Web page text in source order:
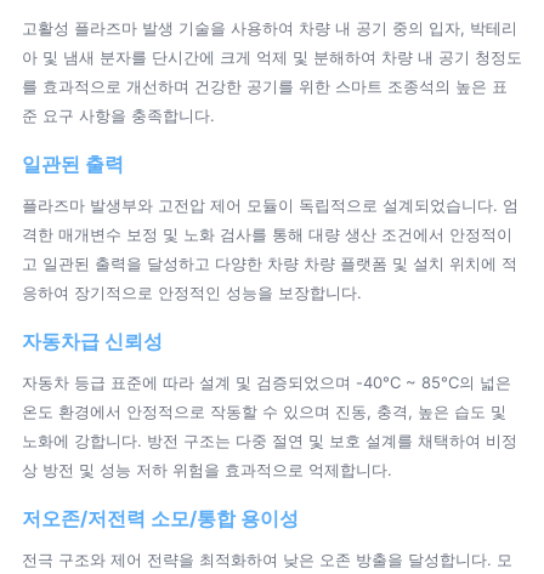
고활성 플라즈마 발생 기술을 사용하여 차량 내 공기 중의 입자, 박테리
아 및 냄새 분자를 단시간에 크게 억제 및 분해하여 차량 내 공기 청정도
를 효과적으로 개선하며 건강한 공기를 위한 스마트 조종석의 높은 표
준 요구 사항을 충족합니다.
일관된 출력
플라즈마 발생부와 고전압 제어 모듈이 독립적으로 설계되었습니다. 엄
격한 매개변수 보정 및 노화 검사를 통해 대량 생산 조건에서 안정적이
고 일관된 출력을 달성하고 다양한 차량 차량 플랫폼 및 설치 위치에 적
응하여 장기적으로 안정적인 성능을 보장합니다.
자동차급 신뢰성
자동차 등급 표준에 따라 설계 및 검증되었으며 -40°C ~ 85°C의 넓은
온도 환경에서 안정적으로 작동할 수 있으며 진동, 충격, 높은 습도 및
노화에 강합니다. 방전 구조는 다중 절연 및 보호 설계를 채택하여 비정
상 방전 및 성능 저하 위험을 효과적으로 억제합니다.
저오존/저전력 소모/통합 용이성
전극 구조와 제어 전략을 최적화하여 낮은 오존 방출을 달성합니다. 모